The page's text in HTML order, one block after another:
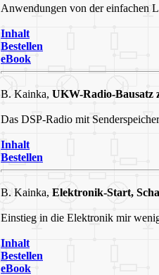
Anwendungen von der einfachen
Inhalt
Bestellen
eBook
B. Kainka, UKW-Radio-Bausatz
Das DSP-Radio mit
Inhalt
Bestellen
B. Kainka, Elektronik-Start,
Einstieg in die Elektronik mir
Inhalt
Bestellen
eBook